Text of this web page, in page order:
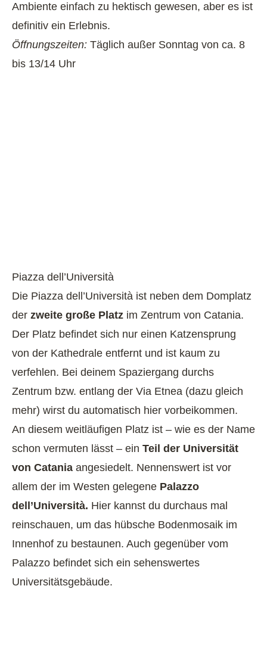
Ambiente einfach zu hektisch gewesen, aber es ist
definitiv ein Erlebnis.
Öffnungszeiten: Täglich außer Sonntag von ca. 8
bis 13/14 Uhr
Piazza dell’Università
Die Piazza dell’Università ist neben dem Domplatz
der zweite große Platz im Zentrum von Catania.
Der Platz befindet sich nur einen Katzensprung
von der Kathedrale entfernt und ist kaum zu
verfehlen. Bei deinem Spaziergang durchs
Zentrum bzw. entlang der Via Etnea (dazu gleich
mehr) wirst du automatisch hier vorbeikommen.
An diesem weitläufigen Platz ist – wie es der Name
schon vermuten lässt – ein Teil der Universität
von Catania angesiedelt. Nennenswert ist vor
allem der im Westen gelegene Palazzo
dell’Università. Hier kannst du durchaus mal
reinschauen, um das hübsche Bodenmosaik im
Innenhof zu bestaunen. Auch gegenüber vom
Palazzo befindet sich ein sehenswertes
Universitätsgebäude.